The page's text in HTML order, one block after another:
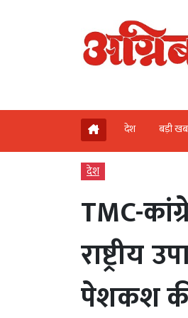
देश बड़ी
देश
TMC-
पेशकश